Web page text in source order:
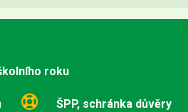
roku
ŠPP, schránka důvěry